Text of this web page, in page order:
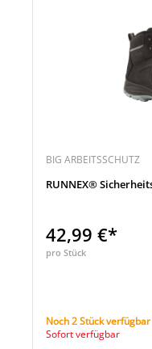
BIG ARBEITSSCHUTZ
RUNNEX®
42,99 €*
pro Stück
Noch 2 Stück verfügbar
Sofort verfügbar